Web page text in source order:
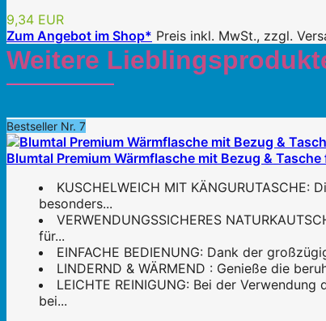
9,34 EUR
Zum Angebot im Shop* Preis inkl. MwSt., zzgl.
Weitere
Bestseller Nr. 7
Blumtal Premium Wärmflasche mit Bezug &
KUSCHELWEICH MIT
besonders...
VERWENDUNGSSICHERES
für...
EINFACHE BEDIENUNG: Dank der
LINDERND & WÄRMEND : Genieße die
LEICHTE REINIGUNG: Bei der
bei...